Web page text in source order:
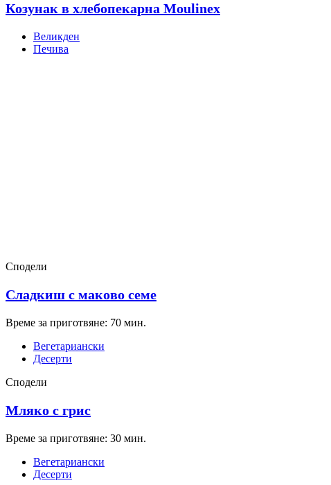
Козунак в хлебопекарна Moulinex
Великден
Печива
Сподели
Сладкиш с маково семе
Време за приготвяне: 70 мин.
Вегетариански
Десерти
Сподели
Мляко с грис
Време за приготвяне: 30 мин.
Вегетариански
Десерти